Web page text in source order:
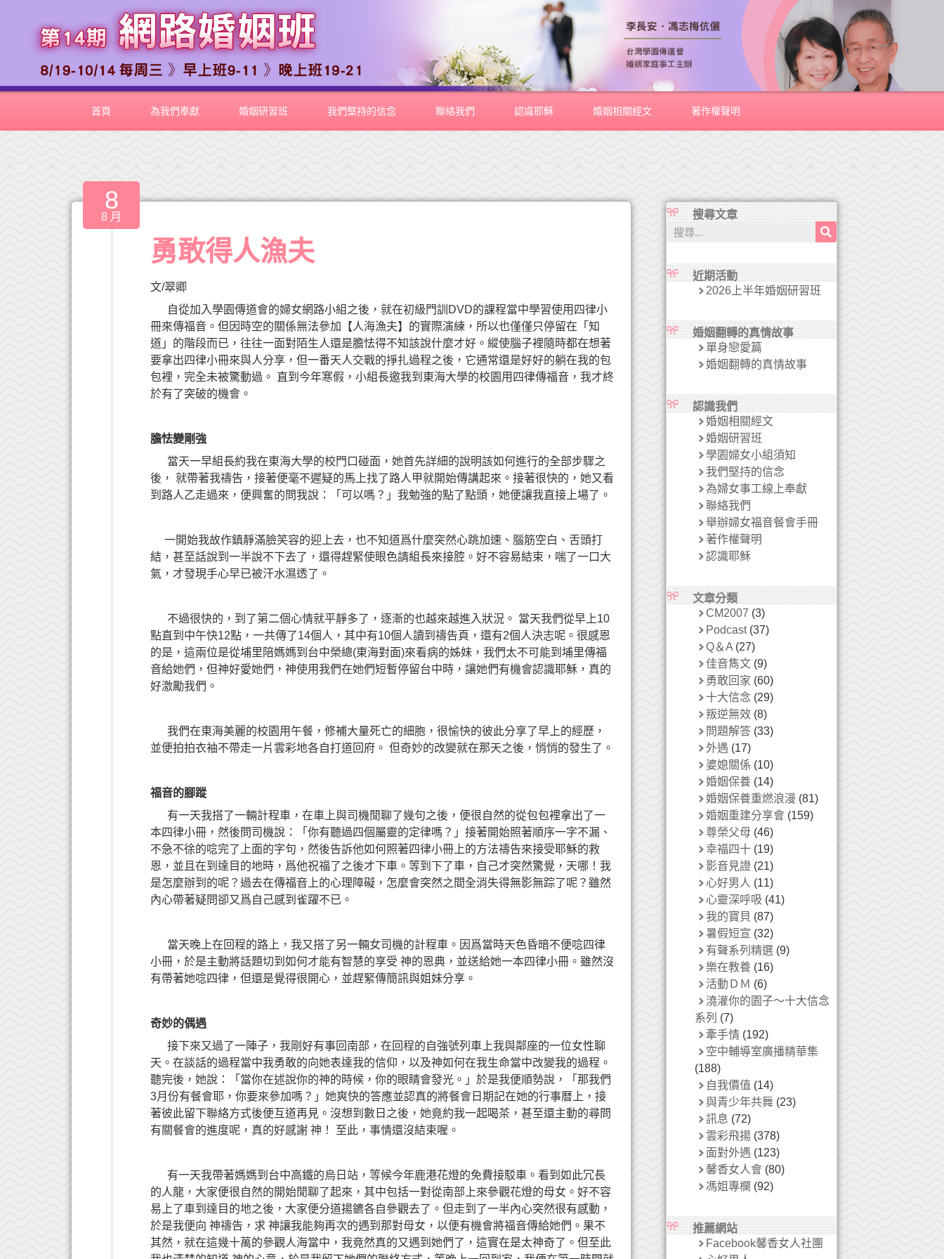
首頁 為我們奉獻 婚姻研習班 我們堅持的信念 聯絡我們 認識耶穌 婚姻相關經文 著作權聲明
8
8 月
勇敢得人漁夫
文/翠卿
自從加入學園傳道會的婦女網路小組之後，就在初級門訓DVD的課程當中學習使用四律小
冊來傳福音。但因時空的關係無法參加【人海漁夫】的實際演練，所以也僅僅只停留在「知
道」的階段而已，往往一面對陌生人還是膽怯得不知該說什麼才好。縱使腦子裡隨時都在想著
要拿出四律小冊來與人分享，但一番天人交戰的掙扎過程之後，它通常還是好好的躺在我的包
包裡，完全未被驚動過。 直到今年寒假，小組長邀我到東海大學的校園用四律傳福音，我才終
於有了突破的機會。
膽怯變剛強
當天一早組長約我在東海大學的校門口碰面，她首先詳細的說明該如何進行的全部步驟之
後，就帶著我禱告，接著便毫不遲疑的馬上找了路人甲就開始傳講起來。接著很快的，她又看
到路人乙走過來，便興奮的問我說：「可以嗎？」我勉強的點了點頭，她便讓我直接上場了。
一開始我故作鎮靜滿臉笑容的迎上去，也不知道爲什麼突然心跳加速、腦筋空白、舌頭打
結，甚至話說到一半說不下去了，還得趕緊使眼色請組長來接腔。好不容易結束，喘了一口大
氣，才發現手心早已被汗水濕透了。
不過很快的，到了第二個心情就平靜多了，逐漸的也越來越進入狀況。 當天我們從早上10
點直到中午快12點，一共傳了14個人，其中有10個人讀到禱告頁，還有2個人決志呢。很感恩
的是，這兩位是從埔里陪媽媽到台中榮總(東海對面)來看病的姊妹，我們太不可能到埔里傳福
音給她們，但神好愛她們，神使用我們在她們短暫停留台中時，讓她們有機會認識耶穌，真的
好激勵我們。
我們在東海美麗的校園用午餐，修補大量死亡的細胞，很愉快的彼此分享了早上的經歷，
並便拍拍衣袖不帶走一片雲彩地各自打道回府。 但奇妙的改變就在那天之後，悄悄的發生了。
福音的腳蹤
有一天我搭了一輛計程車，在車上與司機閒聊了幾句之後，便很自然的從包包裡拿出了一
本四律小冊，然後問司機說：「你有聽過四個屬靈的定律嗎？」接著開始照著順序一字不漏、
不急不徐的唸完了上面的字句，然後告訴他如何照著四律小冊上的方法禱告來接受耶穌的救
恩，並且在到達目的地時，爲他祝福了之後才下車。等到下了車，自己才突然驚覺，天哪！我
是怎麼辦到的呢？過去在傳福音上的心理障礙，怎麼會突然之間全消失得無影無踪了呢？雖然
內心帶著疑問卻又爲自己感到雀躍不已。
當天晚上在回程的路上，我又搭了另一輛女司機的計程車。因爲當時天色昏暗不便唸四律
小冊，於是主動將話題切到如何才能有智慧的享受 神的恩典，並送給她一本四律小冊。雖然沒
有帶著她唸四律，但還是覺得很開心，並趕緊傳簡訊與姐妹分享。
奇妙的偶遇
接下來又過了一陣子，我剛好有事回南部，在回程的自強號列車上我與鄰座的一位女性聊
天。在談話的過程當中我勇敢的向她表達我的信仰，以及神如何在我生命當中改變我的過程。
聽完後，她說：「當你在述說你的神的時候，你的眼睛會發光。」於是我便順勢說，「那我們
3月份有餐會耶，你要來參加嗎？」她爽快的答應並認真的將餐會日期記在她的行事暦上，接
著彼此留下聯絡方式後便互道再見。沒想到數日之後，她竟約我一起喝茶，甚至還主動的尋問
有關餐會的進度呢，真的好感謝 神！ 至此，事情還沒結束喔。
有一天我帶著媽媽到台中高鐵的烏日站，等候今年鹿港花燈的免費接駁車。看到如此冗長
的人龍，大家便很自然的開始閒聊了起來，其中包括一對從南部上來參觀花燈的母女。好不容
易上了車到達目的地之後，大家便分道揚鑣各自參觀去了。但走到了一半內心突然很有感動，
於是我便向 神禱告，求 神讓我能夠再次的遇到那對母女，以便有機會將福音傳給她們。果不
其然，就在這幾十萬的參觀人海當中，我竟然真的又遇到她們了，這實在是太神奇了。但至此
搜尋文章
近期活動
2026上半年婚姻研習班
婚姻翻轉的真情故事
單身戀愛篇
婚姻翻轉的真情故事
認識我們
婚姻相關經文
婚姻研習班
學園婦女小組須知
我們堅持的信念
為婦女事工線上奉獻
聯絡我們
舉辦婦女福音餐會手冊
著作權聲明
認識耶穌
文章分類
CM2007 (3)
Podcast(37)
Q＆A(27)
佳音雋文(9)
勇敢回家 (60)
十大信念 (29)
叛逆無效(8)
問題解答(33)
外遇 (17)
婆媳關係 (10)
婚姻保養(14)
婚姻保養重燃浪漫 (81)
婚姻重建分享會(159)
尊榮父母 (46)
幸福四十(19)
影音見證(21)
心好男人 (11)
心靈深呼吸 (41)
我的寶貝 (87)
暑假短宣 (32)
有聲系列精選(9)
樂在教養(16)
活動ＤＭ (6)
澆灌你的園子～十大信念
系列 (7)
牽手情(192)
空中輔導室廣播精華集
(188)
自我價值 (14)
與青少年共舞(23)
訊息 (72)
雲彩飛揚(378)
面對外遇 (123)
馨香女人會(80)
馮姐專欄 (92)
推薦網站
Facebook馨香女人社團